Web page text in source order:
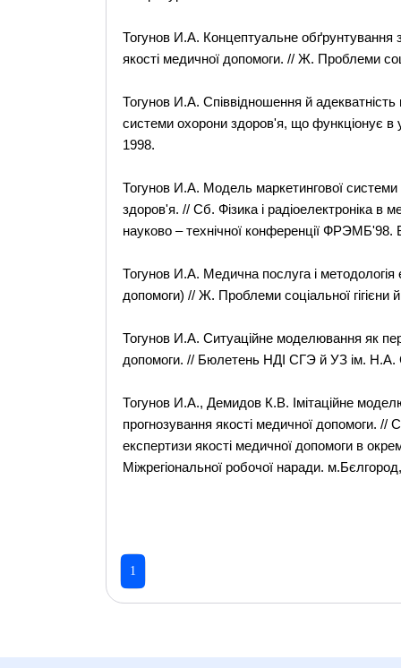
Тогунов И.А. Концептуальне обґрунтування
якості медичної допомоги. // Ж. Проблеми
Тогунов И.А. Співвідношення й адекватність
системи охорони здоров'я, що функціонує
1998.
Тогунов И.А. Модель маркетингової
здоров'я. // Сб. Фізика і радіоелектроніка в
науково – технічної конференції
Тогунов И.А. Медична послуга і методологія
допомоги) // Ж. Проблеми соціальної
Тогунов И.А. Ситуаційне моделювання як
допомоги. // Бюлетень НДІ СГЭ й УЗ ім.
Тогунов И.А., Демидов К.В. Імітаційне
прогнозування якості медичної допомоги. //
експертизи якості медичної допомоги в
Міжрегіональної робочої наради.
1